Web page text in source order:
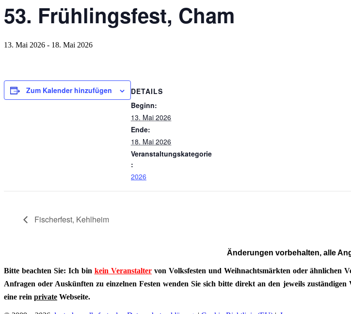
53. Frühlingsfest, Cham
13. Mai 2026 - 18. Mai 2026
Zum Kalender hinzufügen
DETAILS
Beginn:
13. Mai 2026
Ende:
18. Mai 2026
Veranstaltungskategorie
:
2026
Fischerfest, Kehlheim
Änderungen vorbehalten, alle
Bitte beachten Sie: Ich bin kein Veranstaltervon Volksfesten und Weihnachtsmärkten oder ähnlichen
Anfragen oder Auskünften zu einzelnen Festen wenden Sie sich bitte direkt an den jeweils
eine rein private Webseite.